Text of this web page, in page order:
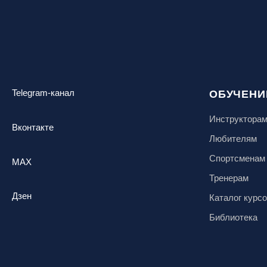
Республика Алтай, ВК «Манжерок»
"Банное"
Telegram-канал
Вконтакте
MAX
Дзен
Инструкторам
Любителям
Спортсменам
Тренерам
Каталог
Библиотека